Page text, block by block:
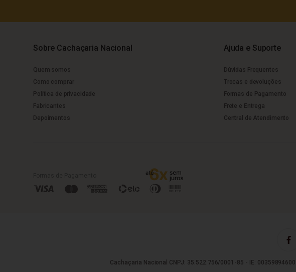
Sobre Cachaçaria Nacional
Quem somos
Como comprar
Política de privacidade
Fabricantes
Depoimentos
Ajuda e Suporte
Dúvidas Frequentes
Trocas e devoluções
Formas de Pagamento
Frete e Entrega
Central de Atendimento
Cachaçaria Nacional CNPJ: 35.522.756/0001-85 - IE: